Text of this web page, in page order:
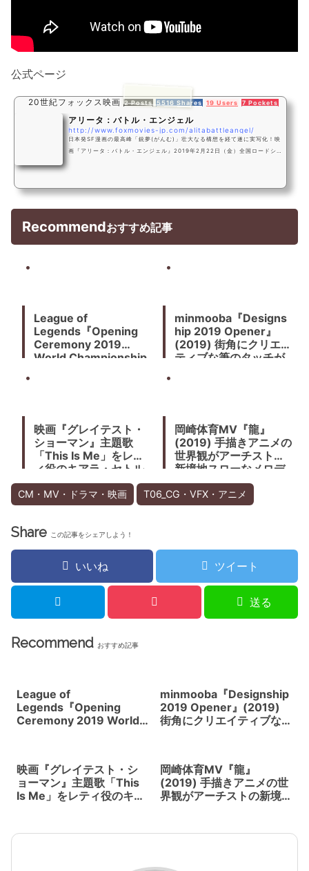
公式ページ
20世紀フォックス映画 2 Posts 5516 Shares 19 Users 7 Pockets
アリータ：バトル・エンジェル
http://www.foxmovies-jp.com/alitabattleangel/
日本発SF漫画の最高峰「銃夢(がんむ)」壮大なる構想を経て遂に実写化！映
画『アリータ：バトル・エンジェル』2019年2月22日（金）全国ロードショ
Recommendおすすめ記事
League of
Legends『Opening
Ceremony 2019
World Championship
minmooba『Designs
hip 2019 Opener』
(2019) 街角にクリエイ
ティブな筆のタッチが
映画『グレイテスト・
ショーマン』主題歌
「This Is Me」をレテ
ィ役のキアラ・セトル
が生で歌う秘蔵映像。
その場にいた全員の大
合唱にヒュージャック
岡崎体育MV『龍』
(2019) 手描きアニメの
世界観がアーチストの
新境地スローなメロデ
ィの名曲
CM・MV・ドラマ・映画 T06_CG・VFX・アニメ
Share この記事をシェアしよう！
いいね ツイート
送る
Recommend おすすめ記事
League of
Legends『Opening
Ceremony 2019 World
よる演出が不思議感を醸
し出す
minmooba『Designship
2019 Opener』(2019)
街角にクリエイティブな
映画『グレイテスト・シ
ョーマン』主題歌「This
Is Me」をレティ役のキア
員の大合唱にヒュージャ
岡崎体育MV『龍』
(2019) 手描きアニメの世
界観がアーチストの新境